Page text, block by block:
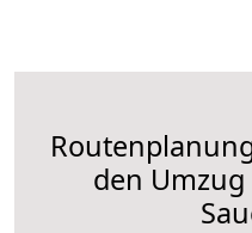
den